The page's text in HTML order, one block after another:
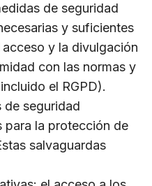
de seguridad
y suficientes
y la divulgación
con las normas y
el RGPD).
de seguridad
para la protección de
salvaguardas